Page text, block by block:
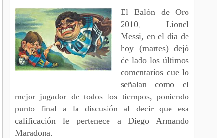
El Balón de Oro
2010, Lionel
Messi, en el día de
hoy (martes) dejó
de lado los últimos
comentarios que lo
señalan como el
mejor jugador de todos los tiempos, poniendo
punto final a la discusión al decir que esa
calificación le pertenece a Diego Armando
Maradona.